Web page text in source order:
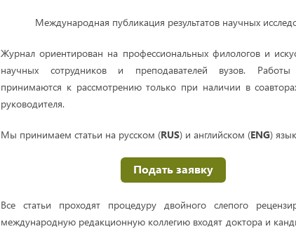
Международная публикация результатов научных
Журнал ориентирован на профессиональных филологов и
научных сотрудников и преподавателей вузов. Работы
принимаются к рассмотрению только при наличии в
руководителя.
Мы принимаем статьи на русском (RUS) и английском (ENG)
Подать заявку
Все статьи проходят процедуру двойного слепого
международную редакционную коллегию входят доктора и